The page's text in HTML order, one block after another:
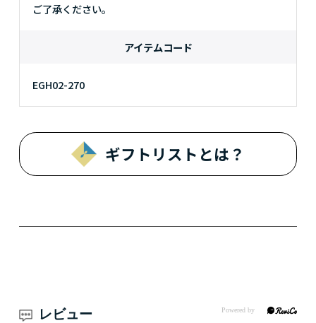
ご了承ください。
アイテムコード
EGH02-270
ギフトリストとは？
レビュー